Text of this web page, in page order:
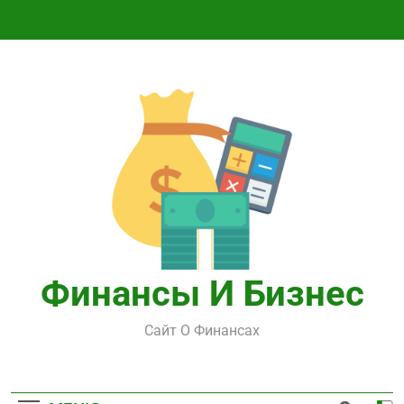
Финансы И Бизнес
Сайт О Финансах